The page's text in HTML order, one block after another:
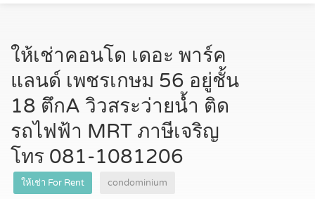
ให้เช่าคอนโด เดอะ พาร์ค
แลนด์ เพชรเกษม 56 อยู่ชั้น
18 ตึกA วิวสระว่ายน้ำ ติด
รถไฟฟ้า MRT ภาษีเจริญ
โทร 081-1081206
ให้เช่า For Rent condominium